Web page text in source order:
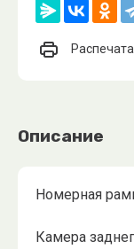
Описание
Номерная
Камера